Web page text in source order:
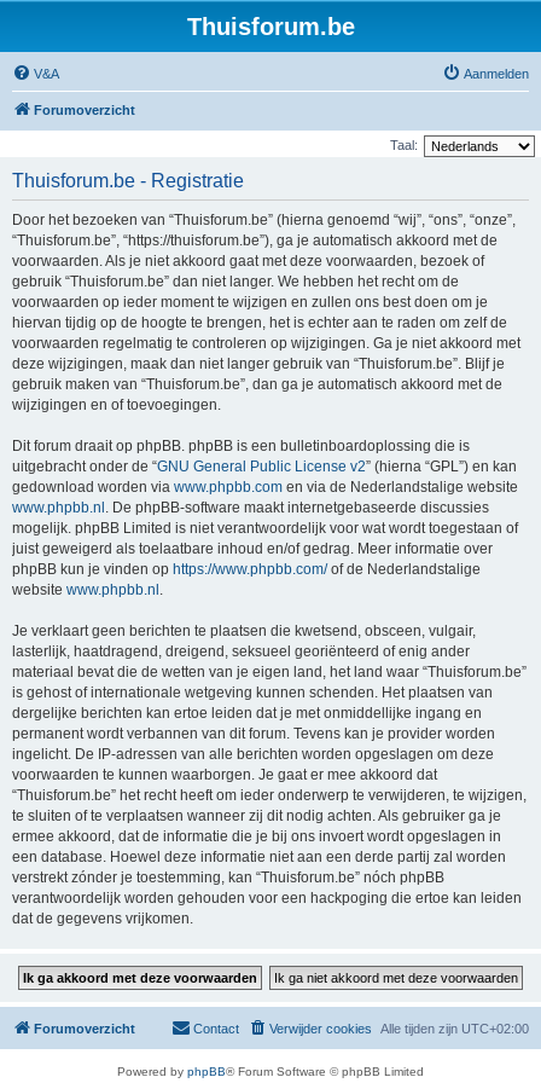
Thuisforum.be
V&A Aanmelden
Forumoverzicht
Taal:
Thuisforum.be - Registratie
Door het bezoeken van “Thuisforum.be” (hierna genoemd “wij”, “ons”, “onze”,
“Thuisforum.be”, “https://thuisforum.be”), ga je automatisch akkoord met de
voorwaarden. Als je niet akkoord gaat met deze voorwaarden, bezoek of
gebruik “Thuisforum.be” dan niet langer. We hebben het recht om de
voorwaarden op ieder moment te wijzigen en zullen ons best doen om je
hiervan tijdig op de hoogte te brengen, het is echter aan te raden om zelf de
voorwaarden regelmatig te controleren op wijzigingen. Ga je niet akkoord met
deze wijzigingen, maak dan niet langer gebruik van “Thuisforum.be”. Blijf je
gebruik maken van “Thuisforum.be”, dan ga je automatisch akkoord met de
wijzigingen en of toevoegingen.
Dit forum draait op phpBB. phpBB is een bulletinboardoplossing die is
uitgebracht onder de “GNU General Public License v2” (hierna “GPL”) en kan
gedownload worden via www.phpbb.com en via de Nederlandstalige website
www.phpbb.nl . De phpBB-software maakt internetgebaseerde discussies
mogelijk. phpBB Limited is niet verantwoordelijk voor wat wordt toegestaan of
juist geweigerd als toelaatbare inhoud en/of gedrag. Meer informatie over
phpBB kun je vinden op https://www.phpbb.com/of de Nederlandstalige
website www.phpbb.nl .
Je verklaart geen berichten te plaatsen die kwetsend, obsceen, vulgair,
lasterlijk, haatdragend, dreigend, seksueel georiënteerd of enig ander
materiaal bevat die de wetten van je eigen land, het land waar “Thuisforum.be”
is gehost of internationale wetgeving kunnen schenden. Het plaatsen van
dergelijke berichten kan ertoe leiden dat je met onmiddellijke ingang en
permanent wordt verbannen van dit forum. Tevens kan je provider worden
ingelicht. De IP-adressen van alle berichten worden opgeslagen om deze
voorwaarden te kunnen waarborgen. Je gaat er mee akkoord dat
“Thuisforum.be” het recht heeft om ieder onderwerp te verwijderen, te wijzigen,
te sluiten of te verplaatsen wanneer zij dit nodig achten. Als gebruiker ga je
ermee akkoord, dat de informatie die je bij ons invoert wordt opgeslagen in
een database. Hoewel deze informatie niet aan een derde partij zal worden
verstrekt zónder je toestemming, kan “Thuisforum.be” nóch phpBB
verantwoordelijk worden gehouden voor een hackpoging die ertoe kan leiden
dat de gegevens vrijkomen.
Forumoverzicht Alle tijden zijn UTC+02:00
Verwijder cookies
Contact
Powered by phpBB® Forum Software © phpBB Limited